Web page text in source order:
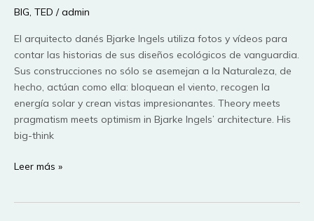
BIG, TED /admin
El arquitecto danés Bjarke Ingels utiliza fotos y vídeos para
contar las historias de sus diseños ecológicos de vanguardia.
Sus construcciones no sólo se asemejan a la Naturaleza, de
hecho, actúan como ella: bloquean el viento, recogen la
energía solar y crean vistas impresionantes. Theory meets
pragmatism meets optimism in Bjarke Ingels’ architecture. His
big-think
Bjarke
Leer más »